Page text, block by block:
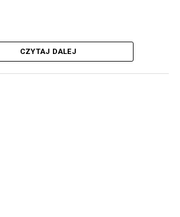
CZYTAJ DALEJ